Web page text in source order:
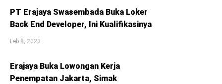
PT Erajaya Swasembada Buka Loker
Back End Developer, Ini Kualifikasinya
Feb 8, 2023
Erajaya Buka Lowongan Kerja
Penempatan Jakarta, Simak